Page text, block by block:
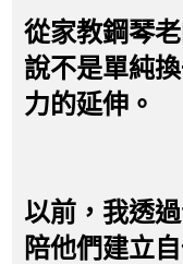
從家教鋼琴
說不是單純
力的延伸。
以前，我透
陪他們建立自